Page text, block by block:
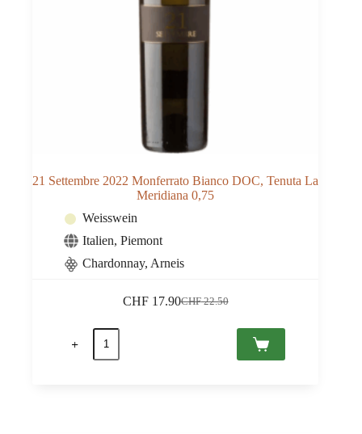
21 Settembre 2022 Monferrato Bianco DOC, Tenuta La
Meridiana 0,75
Weisswein
Italien, Piemont
Chardonnay, Arneis
CHF22.50
Ursprünglicher
CHF17.90Aktueller
21
Settembre
2022